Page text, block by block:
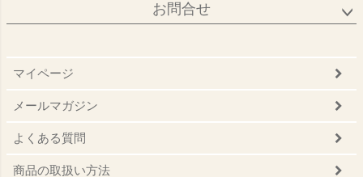
お問合せ
マイページ
メールマガジン
よくある質問
商品の取扱い方法